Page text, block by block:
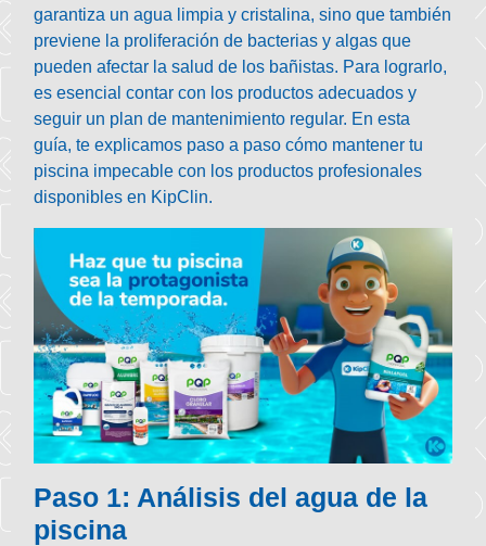
garantiza un agua limpia y cristalina, sino que también
previene la proliferación de bacterias y algas que
pueden afectar la salud de los bañistas. Para lograrlo,
es esencial contar con los productos adecuados y
seguir un plan de mantenimiento regular. En esta
guía, te explicamos paso a paso cómo mantener tu
piscina impecable con los productos profesionales
disponibles en KipClin.
Paso 1: Análisis del agua de la
piscina